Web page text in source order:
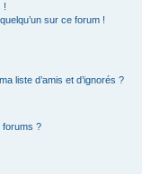
!
sur ce forum !
liste d’amis et d’ignorés ?
forums ?